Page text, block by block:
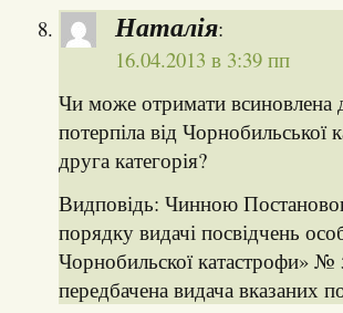
Наталія:
16.04.2013 в 3:39 пп
Чи може отримати всиновлена
потерпіла від Чорнобильської
друга категорія?
Видповідь: Чинною
порядку видачі посвідчень
Чорнобильскої катастрофи» №
передбачена видача вказаних